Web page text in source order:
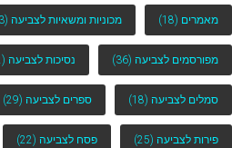
מאמרים (18) מכוניות ומשאיות לצביעה (43)
מפורסמים לצביעה (36) נסיכות לצביעה (42)
סמלים לצביעה (18) ספרים לצביעה (29)
פירות לצביעה (25) פסח לצביעה (22)